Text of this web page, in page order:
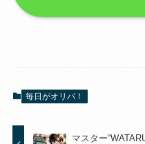
毎日がオリパ！
マスター